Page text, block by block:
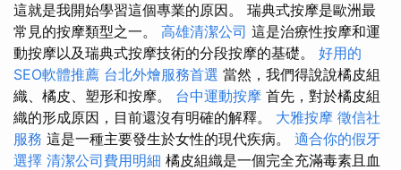
這就是我開始學習這個專業的原因。 瑞典式按摩是歐洲最
常見的按摩類型之一。 高雄清潔公司 這是治療性按摩和運
動按摩以及瑞典式按摩技術的分段按摩的基礎。 好用的
SEO軟體推薦 台北外燴服務首選 當然，我們得說說橘皮組
織、橘皮、塑形和按摩。 台中運動按摩 首先，對於橘皮組
織的形成原因，目前還沒有明確的解釋。 大雅按摩 徵信社
服務 這是一種主要發生於女性的現代疾病。 適合你的假牙
選擇 清潔公司費用明細 橘皮組織是一個完全充滿毒素且血